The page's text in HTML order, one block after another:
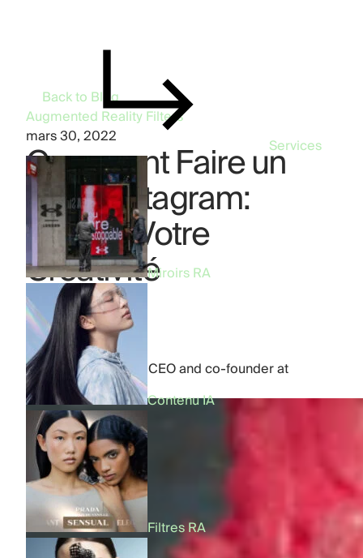
Services
Miroirs RA
Contenu IA
Filtres RA
Back to Blog
Augmented Reality Filters
mars 30, 2022
Comment Faire un
Filtre Instagram:
Libérez Votre
Créativité
byDmytro Kornilov
CEO and co-founder at
FFFACE.ME